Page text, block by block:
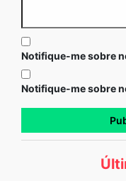
Notifique-me sobre
Notifique-me sobre